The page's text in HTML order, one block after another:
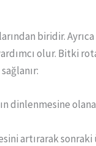
biridir.
olur. Bitki
dinlenmesine
artırarak